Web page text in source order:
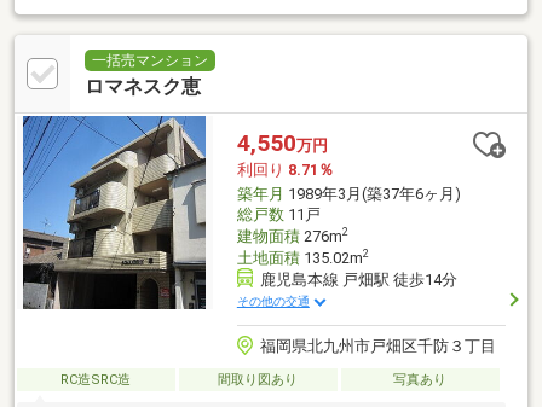
一括売マンション
ロマネスク恵
4,550万円
利回り 8.71％
築年月 1989年3月(築37年6ヶ月)
総戸数11戸
建物面積276m2
土地面積135.02m2
鹿児島本線 戸畑駅 徒歩14分
その他の交通
福岡県北九州市戸畑区千防３丁目
RC造SRC造 間取り図あり 写真あり